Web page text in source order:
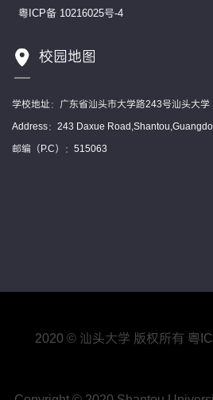
粤ICP备 10216025号-4
校园地图
学校地址：广东省汕头市大学路243号汕头大学
Address：243 Daxue
邮编（P.C）：515063
2020 © 汕头大学 版权所有 粤